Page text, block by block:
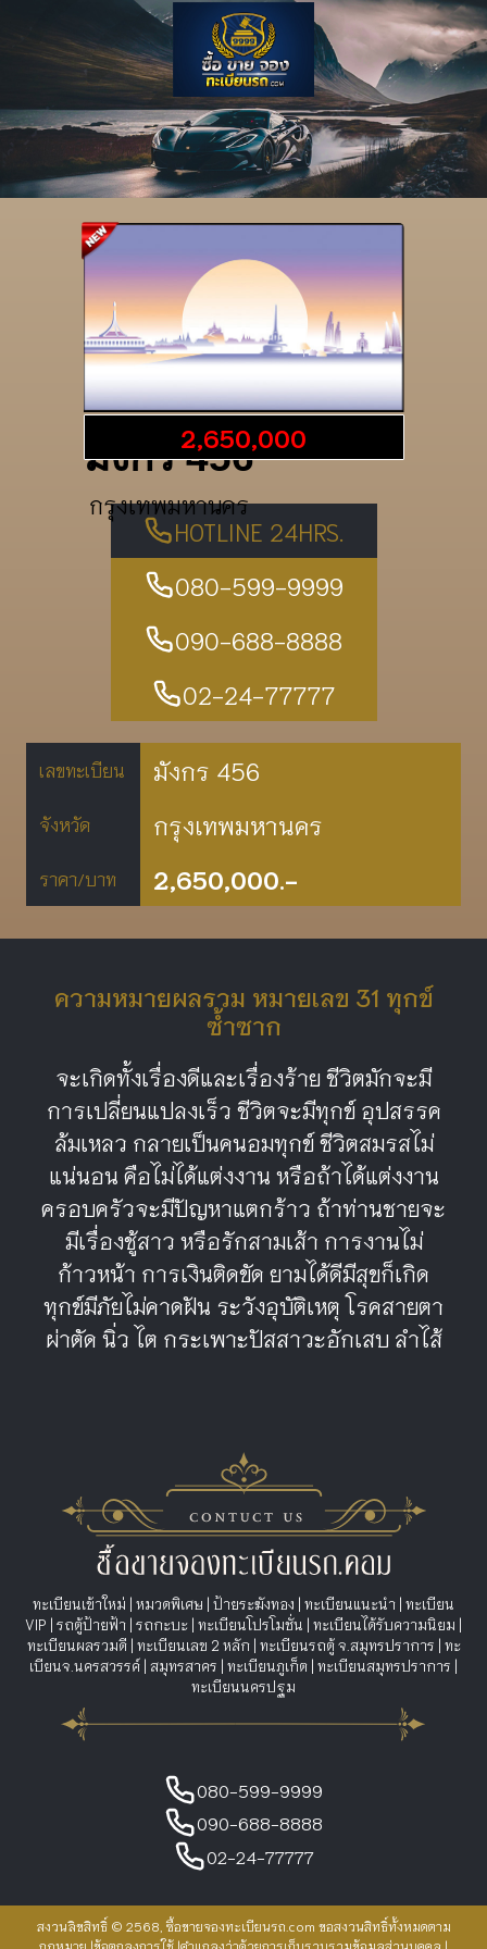
รายละเอียดป้าย
มังกร 456
กรุงเทพมหานคร
2,650,000
HOTLINE 24HRS.
080-599-9999
090-688-8888
02-24-77777
เลขทะเบียน มังกร 456
จังหวัด กรุงเทพมหานคร
ราคา/บาท 2,650,000.-
ความหมายผลรวม หมายเลข 31 ทุกข์
ซ้ำซาก
จะเกิดทั้งเรื่องดีและเรื่องร้าย ชีวิตมักจะมี
การเปลี่ยนแปลงเร็ว ชีวิตจะมีทุกข์ อุปสรรค
ล้มเหลว กลายเป็นคนอมทุกข์ ชีวิตสมรสไม่
แน่นอน คือไม่ได้แต่งงาน หรือถ้าได้แต่งงาน
ครอบครัวจะมีปัญหาแตกร้าว ถ้าท่านชายจะ
มีเรื่องชู้สาว หรือรักสามเส้า การงานไม่
ก้าวหน้า การเงินติดขัด ยามได้ดีมีสุขก็เกิด
ทุกข์มีภัยไม่คาดฝัน ระวังอุบัติเหตุ โรคสายตา
ผ่าตัด นิ่ว ไต กระเพาะปัสสาวะอักเสบ ลำไส้
ทะเบียนเข้าใหม่ | หมวดพิเศษ | ป้ายระฆังทอง | ทะเบียนแนะนำ | ทะเบียน
VIP | รถตู้ป้ายฟ้า | รถกะบะ | ทะเบียนโปรโมชั่น | ทะเบียนได้รับความนิยม |
ทะเบียนผลรวมดี | ทะเบียนเลข 2 หลัก | ทะเบียนรถตู้ จ.สมุทรปราการ | ทะ
เบียนจ.นครสวรรค์ | สมุทรสาคร | ทะเบียนภูเก็ต | ทะเบียนสมุทรปราการ |
ทะเบียนนครปฐม
080-599-9999
090-688-8888
02-24-77777
สงวนลิขสิทธิ์ © 2568, ซื้อขายจองทะเบียนรถ.com ขอสงวนสิทธิ์ทั้งหมดตาม
กฎหมาย |ข้อตกลงการใช้ |คำแถลงว่าด้วยการเก็บรวบรวมข้อมูลส่วนบุคคล |